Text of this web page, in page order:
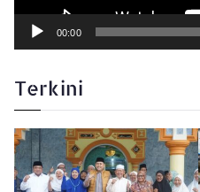
00:00
Terkini